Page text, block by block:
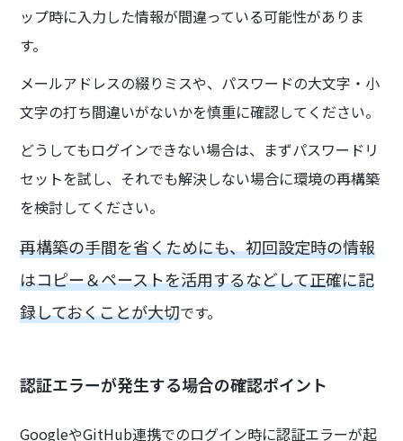
ップ時に入力した情報が間違っている可能性がありま
す。
メールアドレスの綴りミスや、パスワードの大文字・小
文字の打ち間違いがないかを慎重に確認してください。
どうしてもログインできない場合は、まずパスワードリ
セットを試し、それでも解決しない場合に環境の再構築
を検討してください。
再構築の手間を省くためにも、初回設定時の情報
はコピー＆ペーストを活用するなどして正確に記
録しておくことが大切です。
認証エラーが発生する場合の確認ポイント
GoogleやGitHub連携でのログイン時に認証エラーが起